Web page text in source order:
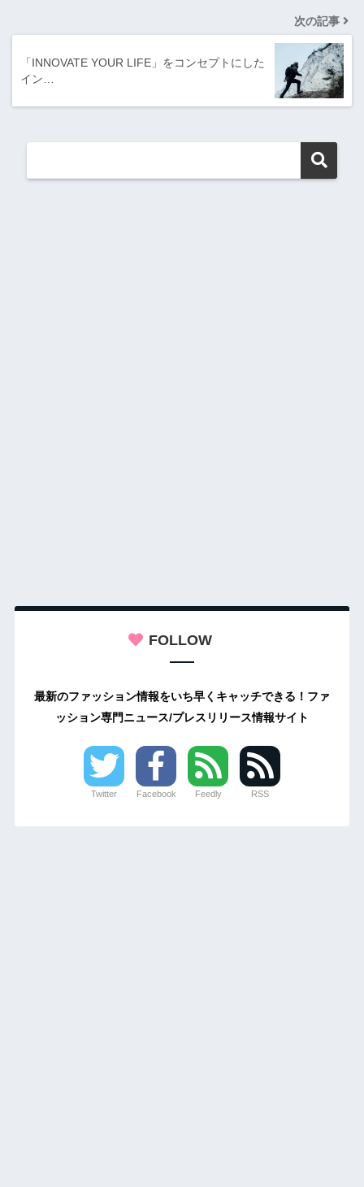
次の記事
「INNOVATE YOUR LIFE」をコンセプトにした
イン…
FOLLOW
最新のファッション情報をいち早くキャッチできる！ファ
ッション専門ニュース/プレスリリース情報サイト
Twitter Facebook Feedly RSS